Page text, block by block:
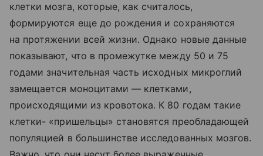
клетки мозга, которые, как считалось,
формируются еще до рождения и сохраняются
на протяжении всей жизни. Однако новые данные
показывают, что в промежутке между 50 и 75
годами значительная часть исходных микроглий
замещается моноцитами — клетками,
происходящими из кровотока. К 80 годам такие
клетки- «пришельцы» становятся преобладающей
популяцией в большинстве исследованных мозгов.